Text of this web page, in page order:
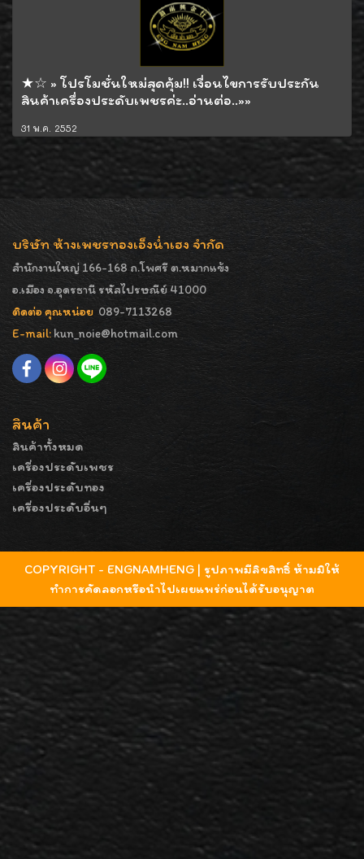
★☆ » โปรโมชั่นใหม่สุดคุ้ม!! เงื่อนไขการรับประกัน
สินค้าเครื่องประดับเพชรค่ะ..อ่านต่อ..»»
31 พ.ค. 2552
บริษัท ห้างเพชรทองเอ็งน่ำเฮง จำกัด
สำนักงานใหญ่ 166-168 ถ.โพศรี ต.หมากแข้ง
อ.เมือง จ.อุดรธานี รหัสไปรษณีย์ 41000
ติดต่อ คุณหน่อย 089-7113268
E-mail: kun_noie@hotmail.com
สินค้า
สินค้าทั้งหมด
เครื่องประดับเพชร
เครื่องประดับทอง
เครื่องประดับอื่นๆ
COPYRIGHT - ENGNAMHENG | รูปภาพมีลิขสิทธิ์ ห้ามมิให้
ทำการคัดลอกหรือนำไปเผยแพร่ก่อนได้รับอนุญาต